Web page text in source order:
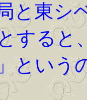
と東シ
すると
という